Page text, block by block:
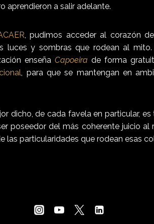
aprendieron a salir adelante.
, pudimos acceder al corazón
luces y sombras que rodean al
enseñaCapoeira de forma
, para que se mantengan en
dicho, de cada favela en particular,
poseedor del más coherente juicio al
las particularidades que rodean esas